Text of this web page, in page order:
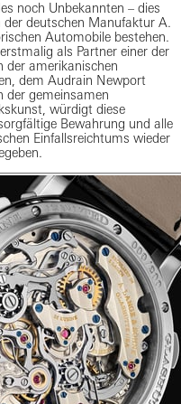
noch Unbekannten – dies
der deutschen Manufaktur A.
Automobile bestehen.
als Partner einer der
der amerikanischen
dem Audrain Newport
der gemeinsamen
würdigt diese
Bewahrung und alle
Einfallsreichtums wieder